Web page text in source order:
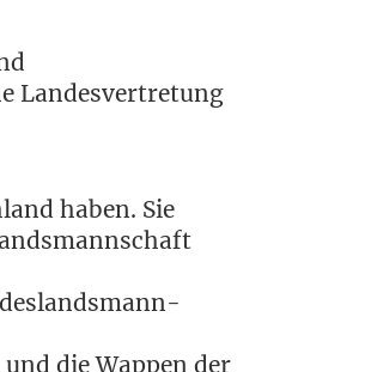
Lan­des­ver­tre­tung
haben. Sie
die Wap­pen der